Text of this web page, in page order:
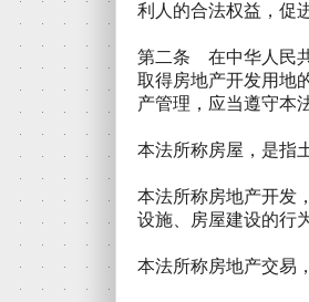
利人的合法权益，促
第二条 在中华人民
取得房地产开发用地
产管理，应当遵守本
本法所称房屋，是指
本法所称房地产开发
设施、房屋建设的行
本法所称房地产交易